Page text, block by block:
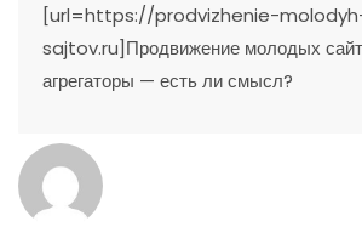
[url=https://prodvizhenie-
sajtov.ru]Продвижение молодых
агрегаторы — есть ли смысл?